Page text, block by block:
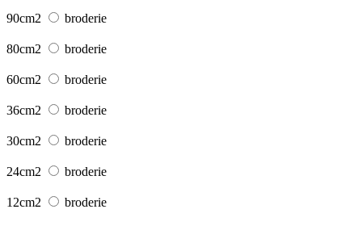
90cm2 broderie
80cm2 broderie
60cm2 broderie
36cm2 broderie
30cm2 broderie
24cm2 broderie
12cm2 broderie